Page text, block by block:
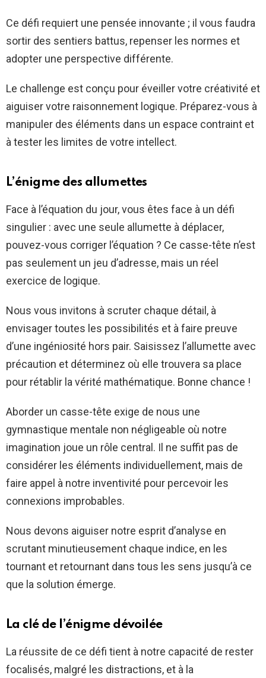
Ce défi requiert une pensée innovante ; il vous faudra
sortir des sentiers battus, repenser les normes et
adopter une perspective différente.
Le challenge est conçu pour éveiller votre créativité et
aiguiser votre raisonnement logique. Préparez-vous à
manipuler des éléments dans un espace contraint et
à tester les limites de votre intellect.
L’énigme des allumettes
Face à l’équation du jour, vous êtes face à un défi
singulier : avec une seule allumette à déplacer,
pouvez-vous corriger l’équation ? Ce casse-tête n’est
pas seulement un jeu d’adresse, mais un réel
exercice de logique.
Nous vous invitons à scruter chaque détail, à
envisager toutes les possibilités et à faire preuve
d’une ingéniosité hors pair. Saisissez l’allumette avec
précaution et déterminez où elle trouvera sa place
pour rétablir la vérité mathématique. Bonne chance !
Aborder un casse-tête exige de nous une
gymnastique mentale non négligeable où notre
imagination joue un rôle central. Il ne suffit pas de
considérer les éléments individuellement, mais de
faire appel à notre inventivité pour percevoir les
connexions improbables.
Nous devons aiguiser notre esprit d’analyse en
scrutant minutieusement chaque indice, en les
tournant et retournant dans tous les sens jusqu’à ce
que la solution émerge.
La clé de l’énigme dévoilée
La réussite de ce défi tient à notre capacité de rester
focalisés, malgré les distractions, et à la